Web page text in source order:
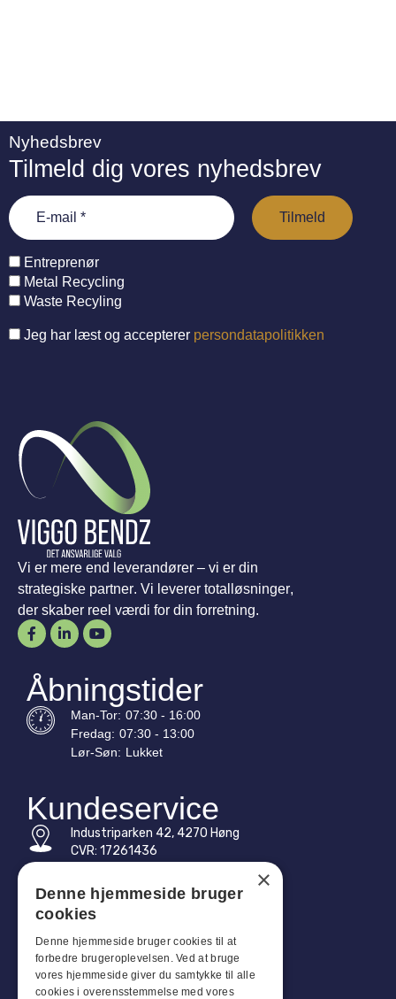
Nyhedsbrev
Tilmeld dig vores nyhedsbrev
Entreprenør
Metal Recycling
Waste Recyling
Jeg har læst og accepterer persondatapolitikken
Vi er mere end leverandører – vi er din
strategiske partner. Vi leverer totalløsninger,
der skaber reel værdi for din forretning.
Åbningstider
Man-Tor: 07:30 - 16:00
Fredag: 07:30 - 13:00
Lør-Søn: Lukket
Kundeservice
Industriparken 42, 4270 Høng
CVR: 17261436
E-mail: vb@viggobendz.dk
Quicklinks
Persondatapolitik
×
Denne hjemmeside bruger
cookies
Denne hjemmeside bruger cookies til at
forbedre brugeroplevelsen. Ved at bruge
vores hjemmeside giver du samtykke til alle
cookies i overensstemmelse med vores